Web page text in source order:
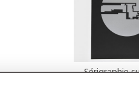
Sérigraphie